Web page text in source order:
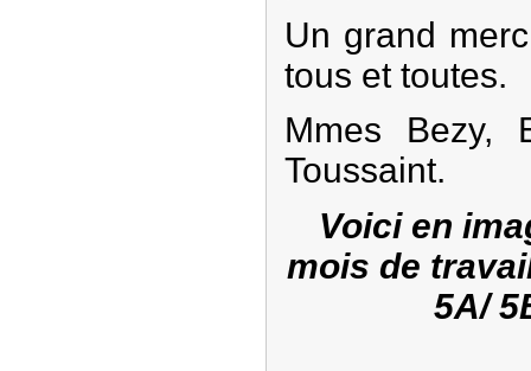
Un grand
tous et toutes.
Mmes Bezy,
Toussaint.
Voici en
mois de
5A/